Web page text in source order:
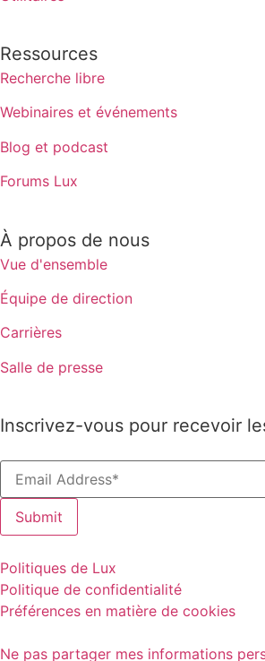
Ressources
Recherche libre
Webinaires et événements
Blog et podcast
Forums Lux
À propos de nous
Vue d'ensemble
Équipe de direction
Carrières
Salle de presse
Inscrivez-vous pour recevoir
Politiques de Lux
Politique de confidentialité
Préférences en matière de cookies
Ne pas partager mes informations